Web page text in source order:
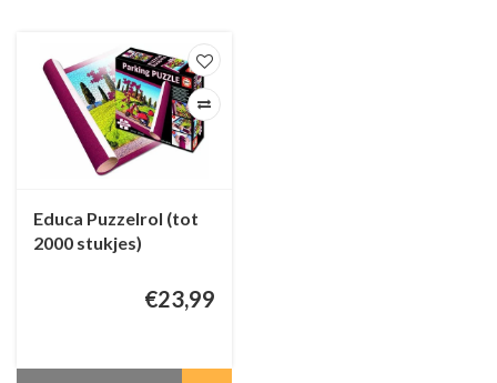
Educa Puzzelrol (tot
2000 stukjes)
€23,99